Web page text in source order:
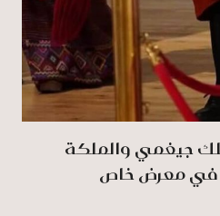
جيغمي والملكة
في معرض خاص